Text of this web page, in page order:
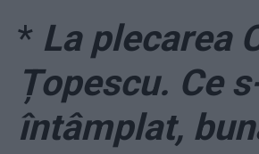
* La plecarea
Țopescu. Ce
întâmplat,